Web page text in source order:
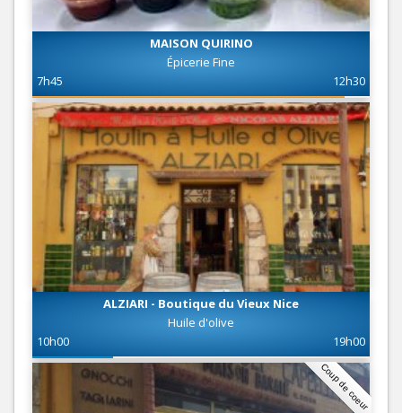
MAISON QUIRINO
Épicerie Fine
7h45
12h30
ALZIARI - Boutique du Vieux Nice
Huile d'olive
10h00
19h00
Coup de coeur